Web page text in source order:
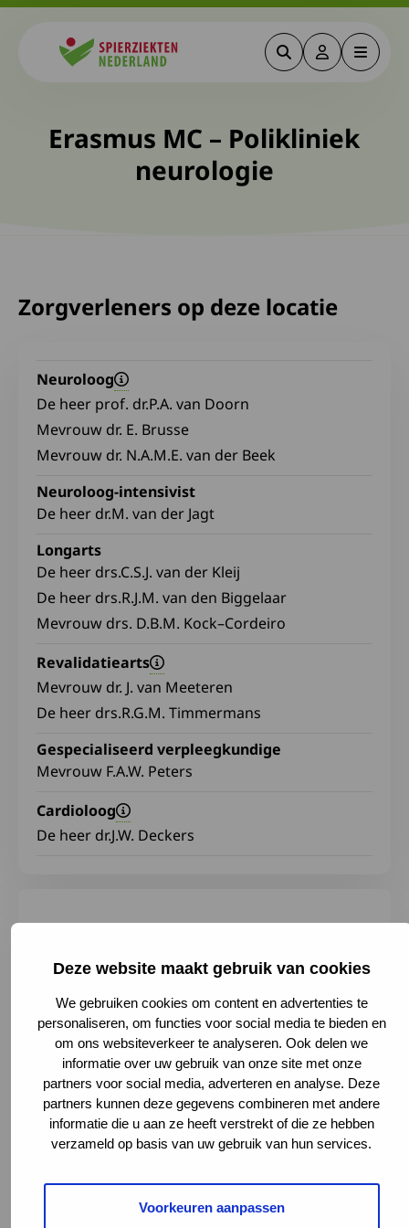
Deze website maakt gebruik van cookies
We gebruiken cookies om content en advertenties te
personaliseren, om functies voor social media te bieden en
om ons websiteverkeer te analyseren. Ook delen we
informatie over uw gebruik van onze site met onze
partners voor social media, adverteren en analyse. Deze
partners kunnen deze gegevens combineren met andere
informatie die u aan ze heeft verstrekt of die ze hebben
verzameld op basis van uw gebruik van hun services.
Voorkeuren aanpassen
ZoekenDeze link
Menu
Erasmus MC – Polikliniek
neurologie
Zorgverleners op deze locatie
Neuroloog
De heer prof. dr.P.A. van Doorn
Mevrouw dr. E. Brusse
Mevrouw dr. N.A.M.E. van der Beek
Neuroloog-intensivist
De heer dr.M. van der Jagt
Longarts
De heer drs.C.S.J. van der Kleij
De heer drs.R.J.M. van den Biggelaar
Mevrouw drs. D.B.M. Kock–Cordeiro
Revalidatiearts
Mevrouw dr. J. van Meeteren
De heer drs.R.G.M. Timmermans
Gespecialiseerd verpleegkundige
Mevrouw F.A.W. Peters
Cardioloog
De heer dr.J.W. Deckers
230, 3015 CP Rotterdam, Netherlands